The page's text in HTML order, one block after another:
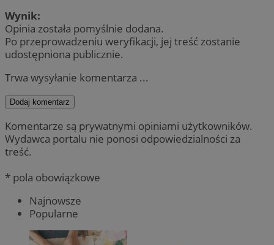
Wynik:
Opinia została pomyślnie dodana.
Po przeprowadzeniu weryfikacji, jej treść zostanie
udostępniona publicznie.
Trwa wysyłanie komentarza ...
Dodaj komentarz
Komentarze są prywatnymi opiniami użytkowników.
Wydawca portalu nie ponosi odpowiedzialności za
treść.
* pola obowiązkowe
Najnowsze
Popularne